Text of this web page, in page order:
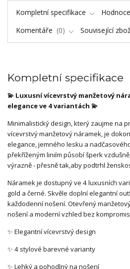
Kompletní specifikace
Komentáře
0 Související
Kompletní specifikace
💫 Luxusní vícevrstvý manžetový
elegance ve 4 variantách 💫
Minimalistický design, který zaujme na
vícevrstvý manžetový náramek, je
elegance, jemného lesku a
překříženým liniím působí šperk
výrazně - přesně tak,aby podtrhl
Náramek je dostupný ve 4 luxusních
gold a černé. Skvěle doplní elegantní
každodenní nošení. Otevřený
nošení a moderní vzhled bez
✨ Elegantní vícevrstvý design
✨ 4 stylové barevné varianty
✨ Lehký a pohodlný na nošení